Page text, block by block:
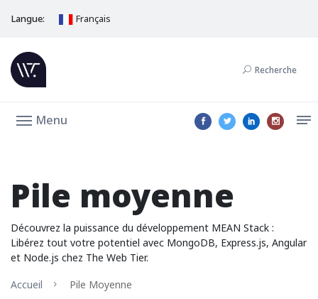
Langue: Français
Recherche
Menu
Pile moyenne
Découvrez la puissance du développement MEAN Stack :
Libérez tout votre potentiel avec MongoDB, Express.js, Angular
et Node.js chez The Web Tier.
Accueil
Pile Moyenne